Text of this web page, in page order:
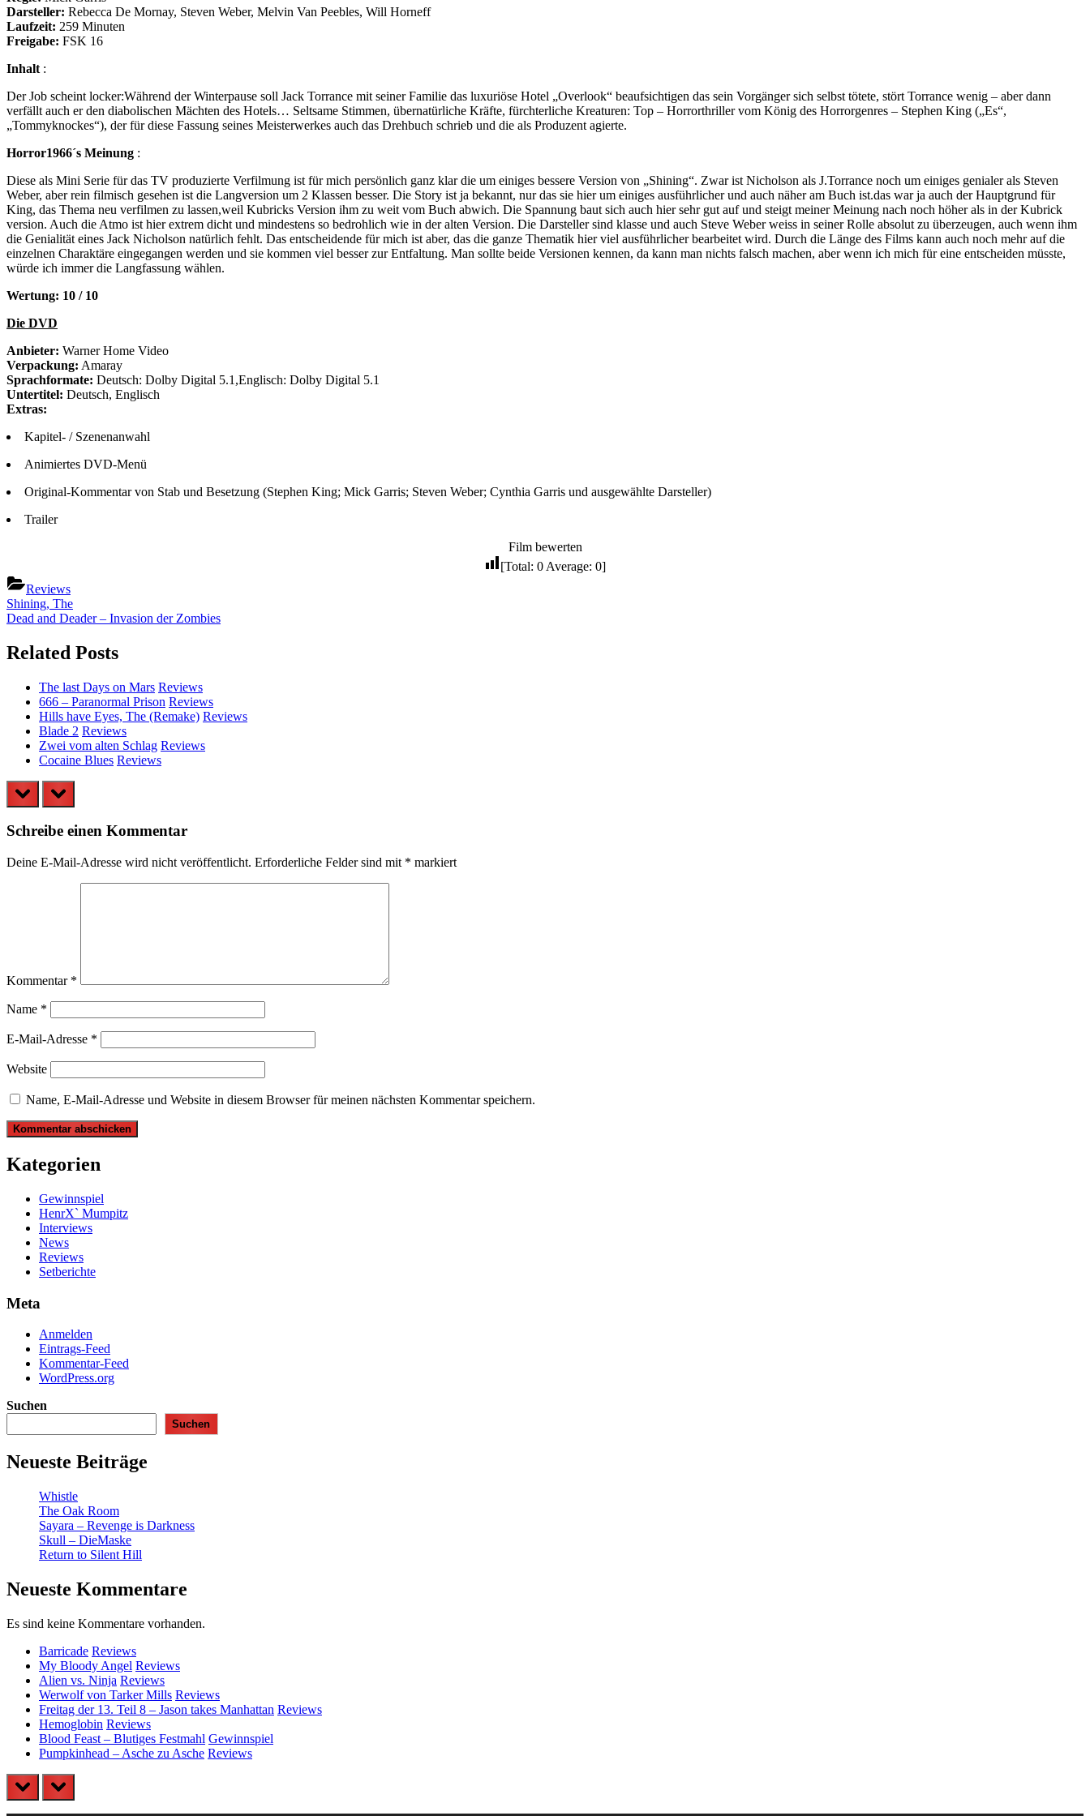
Darsteller: Rebecca De Mornay, Steven Weber, Melvin Van Peebles, Will Horneff
Laufzeit: 259 Minuten
Freigabe: FSK 16
Inhalt :
Der Job scheint locker:Während der Winterpause soll Jack Torrance mit seiner Familie das luxuriöse Hotel „Overlook“ beaufsichtigen das sein Vorgänger sich selbst tötete, stört Torrance wenig – aber dann
verfällt auch er den diabolischen Mächten des Hotels… Seltsame Stimmen, übernatürliche Kräfte, fürchterliche Kreaturen: Top – Horrorthriller vom König des Horrorgenres – Stephen King („Es“,
„Tommyknockes“), der für diese Fassung seines Meisterwerkes auch das Drehbuch schrieb und die als Produzent agierte.
Horror1966´s Meinung :
Diese als Mini Serie für das TV produzierte Verfilmung ist für mich persönlich ganz klar die um einiges bessere Version von „Shining“. Zwar ist Nicholson als J.Torrance noch um einiges genialer als Steven
Weber, aber rein filmisch gesehen ist die Langversion um 2 Klassen besser. Die Story ist ja bekannt, nur das sie hier um einiges ausführlicher und auch näher am Buch ist.das war ja auch der Hauptgrund für
King, das Thema neu verfilmen zu lassen,weil Kubricks Version ihm zu weit vom Buch abwich. Die Spannung baut sich auch hier sehr gut auf und steigt meiner Meinung nach noch höher als in der Kubrick
version. Auch die Atmo ist hier extrem dicht und mindestens so bedrohlich wie in der alten Version. Die Darsteller sind klasse und auch Steve Weber weiss in seiner Rolle absolut zu überzeugen, auch wenn ihm
die Genialität eines Jack Nicholson natürlich fehlt. Das entscheidende für mich ist aber, das die ganze Thematik hier viel ausführlicher bearbeitet wird. Durch die Länge des Films kann auch noch mehr auf die
einzelnen Charaktäre eingegangen werden und sie kommen viel besser zur Entfaltung. Man sollte beide Versionen kennen, da kann man nichts falsch machen, aber wenn ich mich für eine entscheiden müsste,
würde ich immer die Langfassung wählen.
Wertung: 10 / 10
Die DVD
Anbieter: Warner Home Video
Verpackung: Amaray
Sprachformate: Deutsch: Dolby Digital 5.1,Englisch: Dolby Digital 5.1
Untertitel: Deutsch, Englisch
Extras:
Kapitel- / Szenenanwahl
Animiertes DVD-Menü
Original-Kommentar von Stab und Besetzung (Stephen King; Mick Garris; Steven Weber; Cynthia Garris und ausgewählte Darsteller)
Trailer
Film bewerten
[Total: 0 Average: 0]
Reviews
Beitragsnavigation
Previous
Post:
Shining, The
Next
Dead and Deader – Invasion der Zombies
Related Posts
The last Days on Mars Reviews
666 – Paranormal Prison Reviews
Hills have Eyes, The (Remake) Reviews
Blade 2 Reviews
Zwei vom alten Schlag Reviews
Cocaine Blues Reviews
prev next
Schreibe einen Kommentar
Deine E-Mail-Adresse wird nicht veröffentlicht. Erforderliche Felder sind mit * markiert
Kommentar *
Name *
E-Mail-Adresse *
Website
Name, E-Mail-Adresse und Website in diesem Browser für meinen nächsten Kommentar speichern.
Kategorien
Gewinnspiel
HenrX` Mumpitz
Interviews
News
Reviews
Setberichte
Meta
Anmelden
Eintrags-Feed
Kommentar-Feed
WordPress.org
Suchen
Suchen
Neueste Beiträge
Whistle
The Oak Room
Sayara – Revenge is Darkness
Skull – DieMaske
Return to Silent Hill
Neueste Kommentare
Es sind keine Kommentare vorhanden.
Barricade Reviews
My Bloody Angel Reviews
Alien vs. Ninja Reviews
Werwolf von Tarker Mills Reviews
Freitag der 13. Teil 8 – Jason takes Manhattan Reviews
Hemoglobin Reviews
Blood Feast – Blutiges Festmahl Gewinnspiel
Pumpkinhead – Asche zu Asche Reviews
prev next